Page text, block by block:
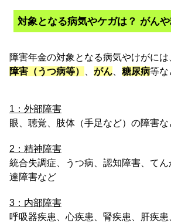
対象となる病気やケガは？ がん
障害年金の対象となる病気やけがには
障害（うつ病等）
がん 糖尿病等な
1：外部障害
眼、聴覚、肢体（手足など）の障害な
2：精神障害
統合失調症、うつ病、認知障害、て
達障害など
3：内部障害
呼吸器疾患、心疾患、腎疾患、肝疾